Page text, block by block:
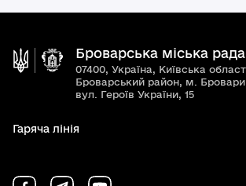
Броварська міська рада
07400, Україна, Київська
Броварський район, м.
вул. Героїв України, 15
Гаряча лінія